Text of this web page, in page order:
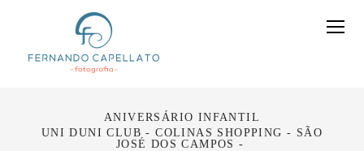
ANIVERSÁRIO INFANTIL
UNI DUNI CLUB - COLINAS SHOPPING - SÃO
JOSÉ DOS CAMPOS